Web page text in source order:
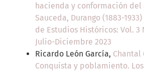
hacienda y conformación del
Sauceda, Durango (1883-1933)
de Estudios Históricos: Vol. 3
Julio-Diciembre 2023
Ricardo León García, Chantal
Conquista y poblamiento.